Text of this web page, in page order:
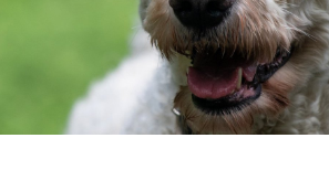
Bekende vrienden
Vacatures
Donateursmagazine Hond
Melding
Nieuwsbrief
Incassodata